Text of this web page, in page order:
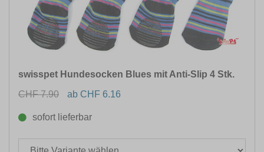
swisspet Hundesocken Blues mit Anti-Slip 4 Stk.
CHF 7.90
ab CHF 6.16
sofort lieferbar